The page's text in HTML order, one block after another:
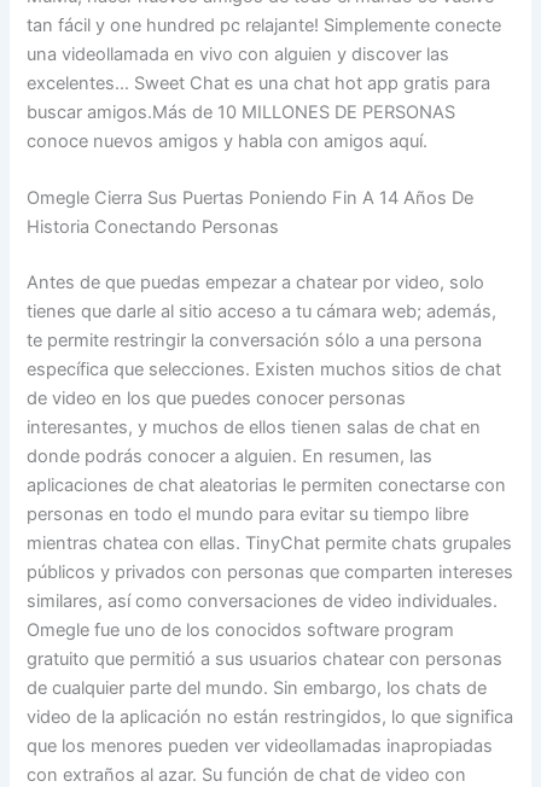
tan fácil y one hundred pc relajante! Simplemente conecte
una videollamada en vivo con alguien y discover las
excelentes… Sweet Chat es una chat hot app gratis para
buscar amigos.Más de 10 MILLONES DE PERSONAS
conoce nuevos amigos y habla con amigos aquí.
Omegle Cierra Sus Puertas Poniendo Fin A 14 Años De
Historia Conectando Personas
Antes de que puedas empezar a chatear por video, solo
tienes que darle al sitio acceso a tu cámara web; además,
te permite restringir la conversación sólo a una persona
específica que selecciones. Existen muchos sitios de chat
de video en los que puedes conocer personas
interesantes, y muchos de ellos tienen salas de chat en
donde podrás conocer a alguien. En resumen, las
aplicaciones de chat aleatorias le permiten conectarse con
personas en todo el mundo para evitar su tiempo libre
mientras chatea con ellas. TinyChat permite chats grupales
públicos y privados con personas que comparten intereses
similares, así como conversaciones de video individuales.
Omegle fue uno de los conocidos software program
gratuito que permitió a sus usuarios chatear con personas
de cualquier parte del mundo. Sin embargo, los chats de
video de la aplicación no están restringidos, lo que significa
que los menores pueden ver videollamadas inapropiadas
con extraños al azar. Su función de chat de video con